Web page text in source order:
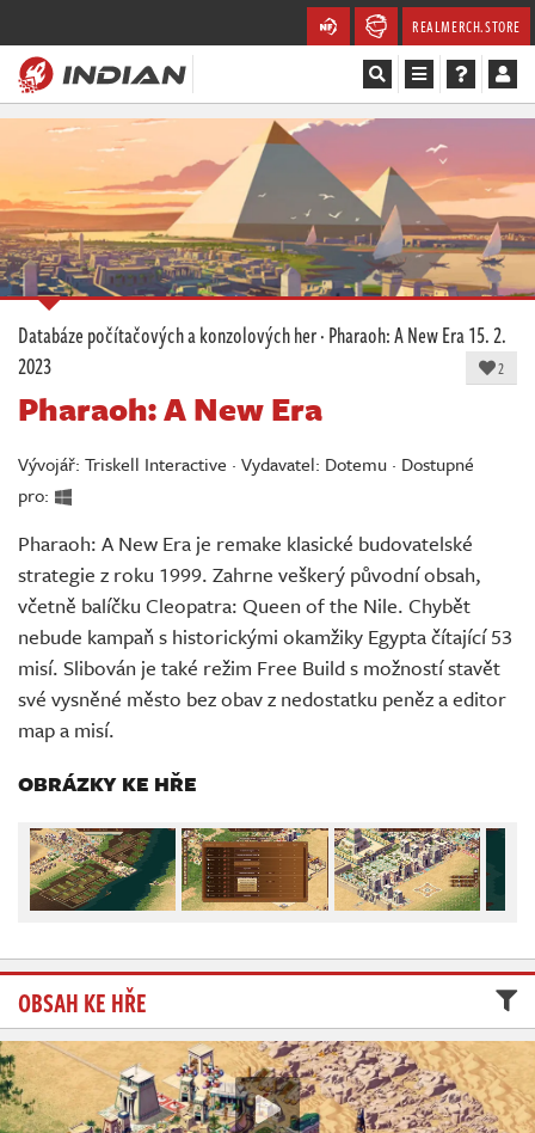
REALMERCH.STORE
Magazín
Recenze
Videa
Soutěže
Databáze
Komunita
Redakce
Živě
Databáze počítačových a konzolových her·Pharaoh: A New Era15. 2.
2023
2
Pharaoh: A New Era
Vývojář: Triskell Interactive · Vydavatel: Dotemu · Dostupné
pro:
Pharaoh: A New Era je remake klasické budovatelské
strategie z roku 1999. Zahrne veškerý původní obsah,
včetně balíčku Cleopatra: Queen of the Nile. Chybět
nebude kampaň s historickými okamžiky Egypta čítající 53
misí. Slibován je také režim Free Build s možností stavět
své vysněné město bez obav z nedostatku peněz a editor
map a misí.
OBRÁZKY KE HŘE
OBSAH KE HŘE